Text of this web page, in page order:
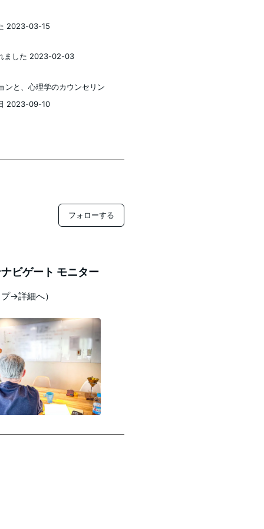
2023-03-15
ました 2023-02-03
ンと、心理学のカウンセリン
2023-09-10
フォローする
ビゲート モニター
→詳細へ）